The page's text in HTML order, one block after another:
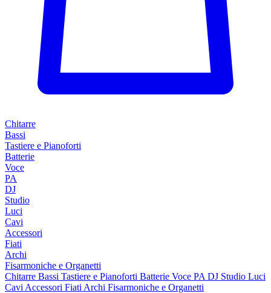
Chitarre
Bassi
Tastiere e Pianoforti
Batterie
Voce
PA
DJ
Studio
Luci
Cavi
Accessori
Fiati
Archi
Fisarmoniche e Organetti
Chitarre Bassi Tastiere e Pianoforti Batterie Voce PA DJ Studio Luci
Cavi Accessori Fiati Archi Fisarmoniche e Organetti